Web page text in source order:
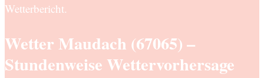
Wetterbericht.
Wetter Maudach (67065) –
Stundenweise Wettervorhersage